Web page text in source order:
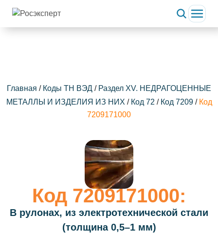
Главная / Коды ТН ВЭД / Раздел XV. НЕДРАГОЦЕННЫЕ
МЕТАЛЛЫ И ИЗДЕЛИЯ ИЗ НИХ / Код 72 / Код 7209 / Код
7209171000
Код 7209171000:
В рулонах, из электротехнической стали
(толщина 0,5–1 мм)
online